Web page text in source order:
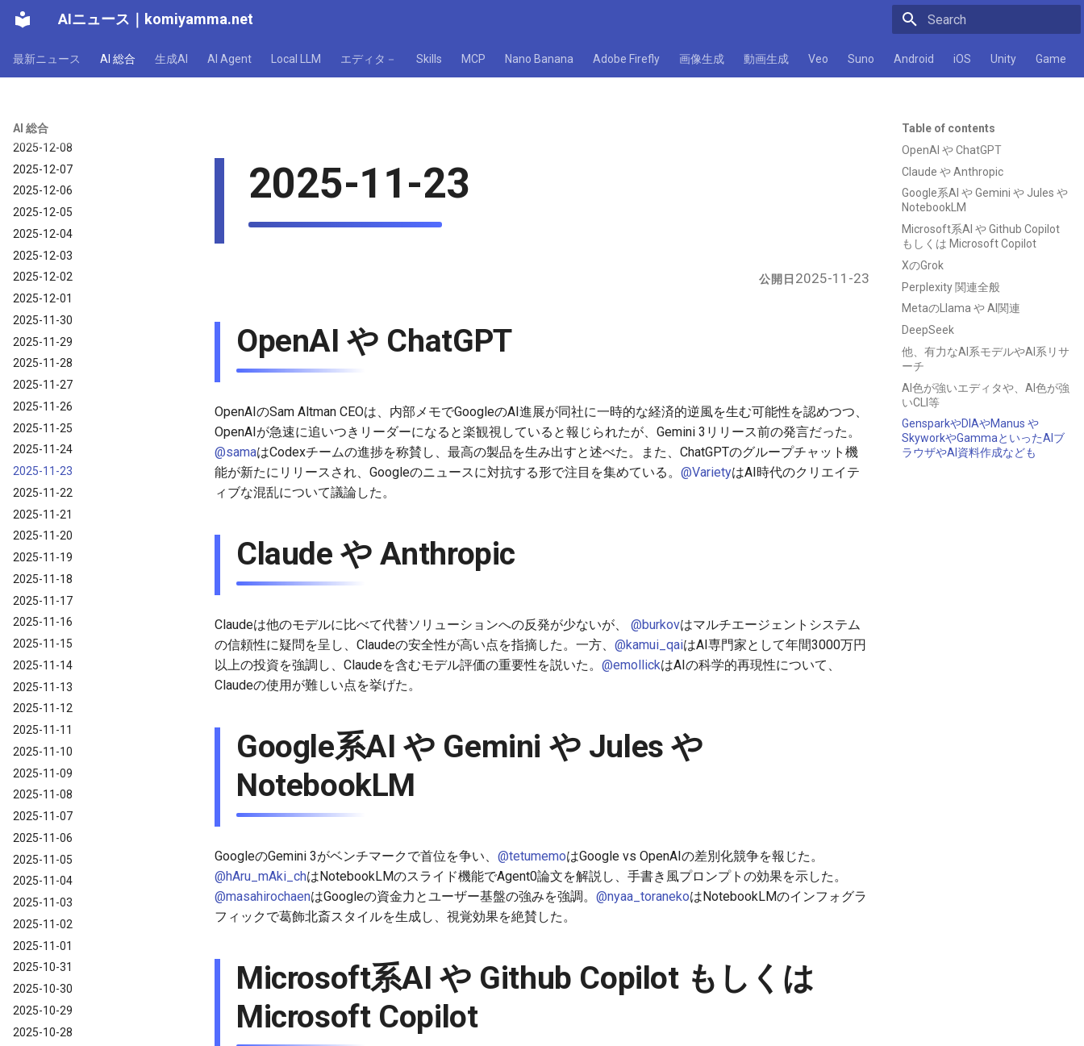
AIニュース komiyamma.net
最新ニュース AI 総合 生成AI AI Agent Local LLM エディタ－ Skills MCP Nano Banana Adobe Firefly 画像生成 動画生成 Veo Suno Android iOS Unity Game
AI 総合
2025-12-14
2025-12-12
2025-12-09
2025-12-08
2025-12-07
2025-12-06
2025-12-05
2025-12-04
2025-12-03
2025-12-02
2025-12-01
2025-11-30
2025-11-29
2025-11-28
2025-11-27
2025-11-26
2025-11-25
2025-11-24
2025-11-23
2025-11-22
2025-11-21
2025-11-20
2025-11-19
2025-11-18
2025-11-17
2025-11-16
2025-11-15
2025-11-14
2025-11-13
2025-11-12
2025-11-11
2025-11-10
2025-11-09
2025-11-08
2025-11-07
2025-11-06
2025-11-05
2025-11-04
2025-11-03
2025-11-02
2025-11-01
2025-10-31
2025-10-30
2025-10-29
2025-10-28
Table of contents
OpenAI や ChatGPT
Claude や Anthropic
Google系AI や Gemini や Jules や
NotebookLM
Microsoft系AI や Github Copilot
もしくは Microsoft Copilot
XのGrok
Perplexity 関連全般
MetaのLlama や AI関連
DeepSeek
他、有力なAI系モデルやAI系リサ
ーチ
AI色が強いエディタや、AI色が強
いCLI等
GensparkやDIAやManus や
SkyworkやGammaといったAIブ
ラウザやAI資料作成なども
2025-11-23
公開日 2025-11-23
OpenAI や ChatGPT
OpenAIのSam Altman CEOは、内部メモでGoogleのAI進展が同社に一時的な経済的逆風を生む可能性を認めつつ、
OpenAIが急速に追いつきリーダーになると楽観視していると報じられたが、Gemini 3リリース前の発言だった。
@samaはCodexチームの進捗を称賛し、最高の製品を生み出すと述べた。また、ChatGPTのグループチャット機
能が新たにリリースされ、Googleのニュースに対抗する形で注目を集めている。 @VarietyはAI時代のクリエイテ
ィブな混乱について議論した。
Claude や Anthropic
Claudeは他のモデルに比べて代替ソリューションへの反発が少ないが、 @burkovはマルチエージェントシステム
の信頼性に疑問を呈し、Claudeの安全性が高い点を指摘した。一方、 @kamui_qaiはAI専門家として年間3000万円
以上の投資を強調し、Claudeを含むモデル評価の重要性を説いた。 @emollickはAIの科学的再現性について、
Claudeの使用が難しい点を挙げた。
Google系AI や Gemini や Jules や
NotebookLM
GoogleのGemini 3がベンチマークで首位を争い、 @tetumemoはGoogle vs OpenAIの差別化競争を報じた。
@hAru_mAki_chはNotebookLMのスライド機能でAgent0論文を解説し、手書き風プロンプトの効果を示した。
@masahirochaenはGoogleの資金力とユーザー基盤の強みを強調。 @nyaa_toranekoはNotebookLMのインフォグラ
フィックで葛飾北斎スタイルを生成し、視覚効果を絶賛した。
Microsoft系AI や Github Copilot もしくは
Microsoft Copilot